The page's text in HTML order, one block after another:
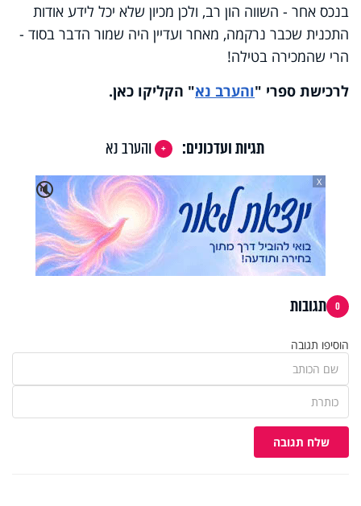
בנכס אחר - השווה הון רב, ולכן מכיון שלא יכל לידע אודות
התכנית שכבר נרקמה, מאחר ועדיין היה שמור הדבר בסוד -
הרי שהמכירה בטילה!
לרכישת ספרי
"והערב נא" הקליקו כאן.
תגיות ועדכונים:
והערב נא
🔇
X
0 תגובות
הוסיפו תגובה
שלח תגובה